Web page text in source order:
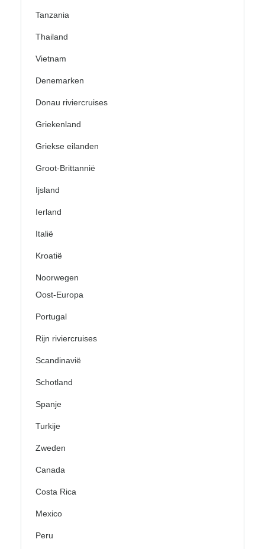
Tanzania
Thailand
Vietnam
Denemarken
Donau riviercruises
Griekenland
Griekse eilanden
Groot-Brittannië
Ijsland
Ierland
Italië
Kroatië
Noorwegen
Oost-Europa
Portugal
Rijn riviercruises
Scandinavië
Schotland
Spanje
Turkije
Zweden
Canada
Costa Rica
Mexico
Peru